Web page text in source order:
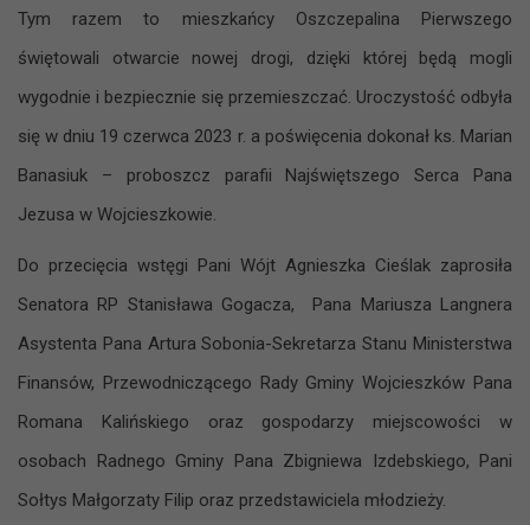
Tym razem to mieszkańcy Oszczepalina Pierwszego
świętowali otwarcie nowej drogi, dzięki której będą mogli
wygodnie i bezpiecznie się przemieszczać. Uroczystość odbyła
się w dniu 19 czerwca 2023 r. a poświęcenia dokonał ks. Marian
Banasiuk – proboszcz parafii Najświętszego Serca Pana
Jezusa w Wojcieszkowie.
Do przecięcia wstęgi Pani Wójt Agnieszka Cieślak zaprosiła
Senatora RP Stanisława Gogacza, Pana Mariusza Langnera
Asystenta Pana Artura Sobonia-Sekretarza Stanu Ministerstwa
Finansów, Przewodniczącego Rady Gminy Wojcieszków Pana
Romana Kalińskiego oraz gospodarzy miejscowości w
osobach Radnego Gminy Pana Zbigniewa Izdebskiego, Pani
Sołtys Małgorzaty Filip oraz przedstawiciela młodzieży.